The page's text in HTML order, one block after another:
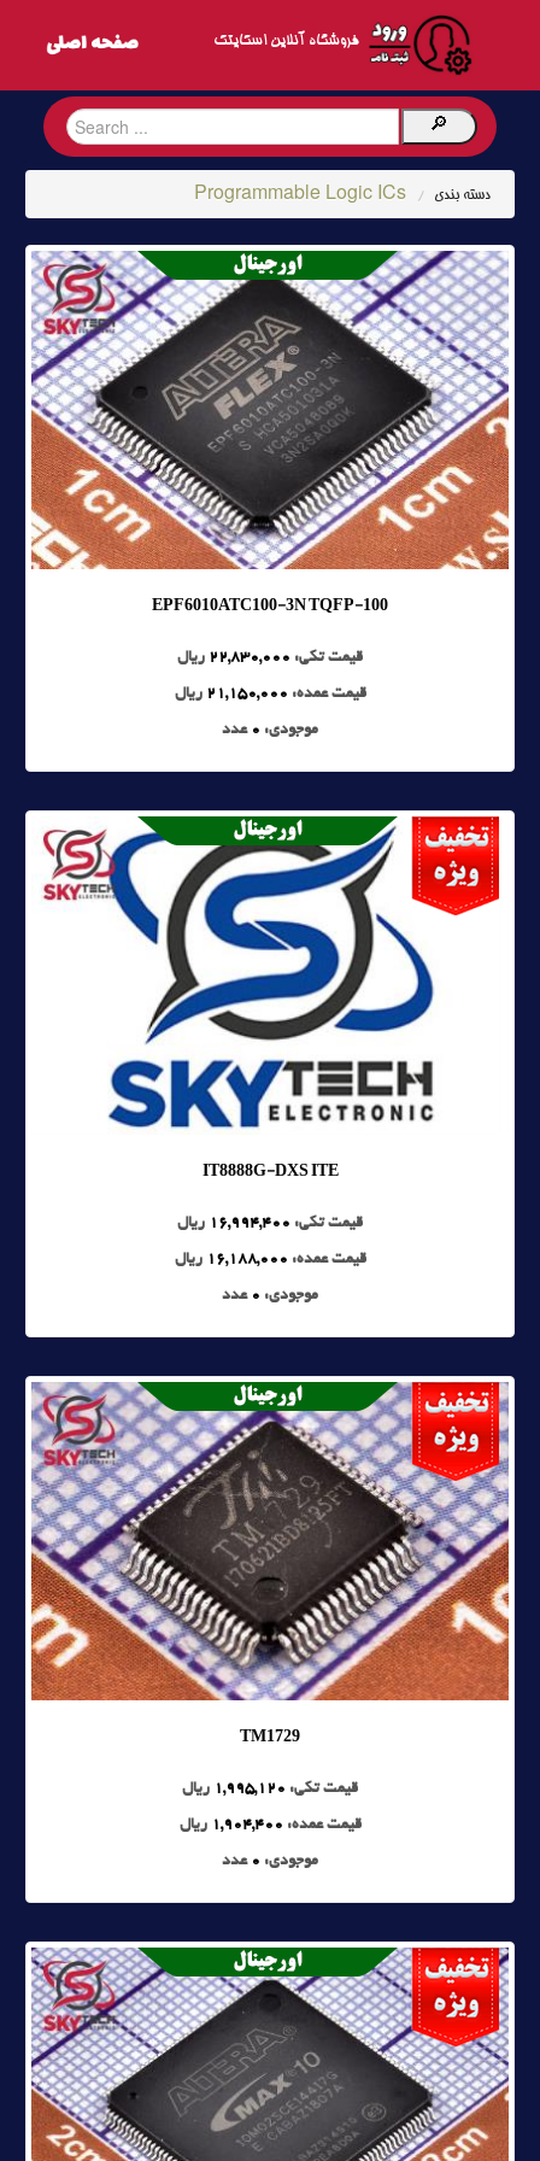
فروشگاه آنلاین اسکایتک
دسته بندی /
Programmable Logic ICs
EPF6010ATC100-3N TQFP-100
قیمت تکی: 22,830,000 ریال
قیمت عمده: 21,150,000 ریال
موجودی: 0 عدد
IT8888G-DXS ITE
قیمت تکی: 16,994,400 ریال
قیمت عمده: 16,188,000 ریال
موجودی: 0 عدد
TM1729
قیمت تکی: 1,995,120 ریال
قیمت عمده: 1,904,400 ریال
موجودی: 0 عدد